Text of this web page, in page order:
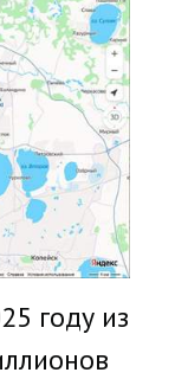
году из